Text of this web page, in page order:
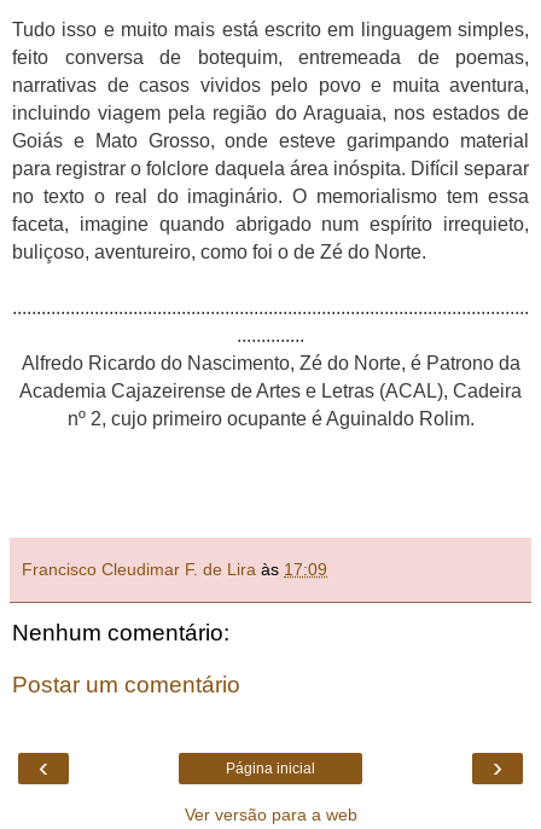
Tudo isso e muito mais está escrito em linguagem simples,
feito conversa de botequim, entremeada de poemas,
narrativas de casos vividos pelo povo e muita aventura,
incluindo viagem pela região do Araguaia, nos estados de
Goiás e Mato Grosso, onde esteve garimpando material
para registrar o folclore daquela área inóspita. Difícil separar
no texto o real do imaginário. O memorialismo tem essa
faceta, imagine quando abrigado num espírito irrequieto,
buliçoso, aventureiro, como foi o de Zé do Norte.
...........................................................................................................
..............
Alfredo Ricardo do Nascimento, Zé do Norte, é Patrono da
Academia Cajazeirense de Artes e Letras (ACAL), Cadeira
nº 2, cujo primeiro ocupante é Aguinaldo Rolim.
Francisco Cleudimar F. de Lira às 17:09
Nenhum comentário:
Postar um comentário
‹ ›
Página inicial
Ver versão para a web